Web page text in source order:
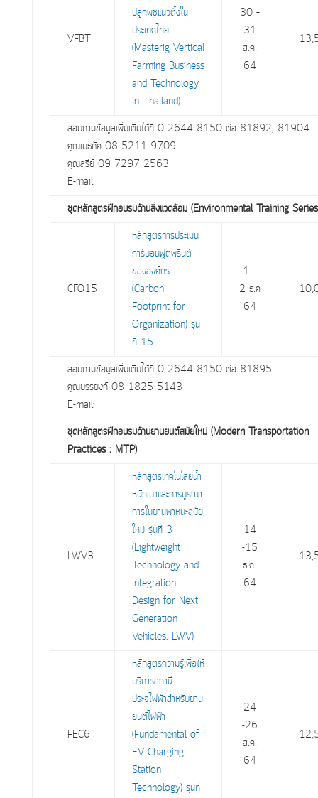
VFBT
ปลูกพืชแนวตั้งใน
ประเทศไทย
(Masterig Vertical
Farming Business
and Technology
in Thailand)
30 –
31
ส.ค.
64
สอบถามข้อมูลเพิ่มเติมได้ที่ 0 2644 8150 ต่อ 81892, 81904
คุณเมธภัค 08 5211 9709
คุณสุรีย์ 09 7297 2563
E-mail:
ชุดหลักสูตรฝึกอบรมด้านสิ่งแวดล้อม (Environmental Training
CFO15
หลักสูตรการประเมิน
คาร์บอนฟุตพรินต์
ขององค์กร
(Carbon
Footprint for
Organization) รุ่น
ที่ 15
1 –
2 ธ.ค
64
สอบถามข้อมูลเพิ่มเติมได้ที่ 0 2644 8150 ต่อ 81895
คุณบรรยงก์ 08 1825 5143
E-mail:
ชุดหลักสูตรฝึกอบรมด้านยานยนต์สมัยใหม่ (Modern Transportation
Practices : MTP)
LWV3
หลักสูตรเทคโนโลยีน้ำ
หนักเบาและการบูรณา
การในยานพาหนะสมัย
ใหม่ รุ่นที่ 3
(Lightweight
Technology and
Integration
Design for Next
Generation
Vehicles: LWV)
14
-15
ธ.ค.
64
FEC6
หลักสูตรความรู้เพื่อให้
บริการสถานี
ประจุไฟฟ้าสำหรับยาน
ยนต์ไฟฟ้า
(Fundamental of
EV Charging
Station
Technology) รุ่นที่
24
-26
ส.ค.
64